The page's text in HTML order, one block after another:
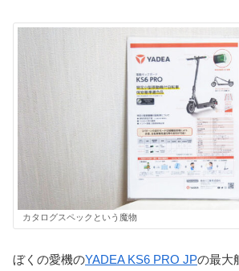
カタログスペックという魔物
ぼくの愛機のYADEA KS6 PRO JPの最大